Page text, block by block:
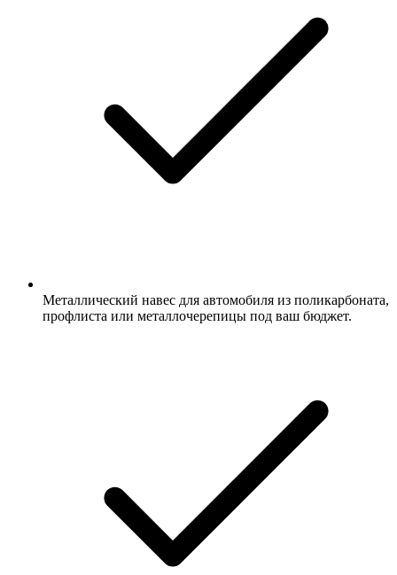
Металлический навес для автомобиля из поликарбоната,
профлиста или металлочерепицы под ваш бюджет.